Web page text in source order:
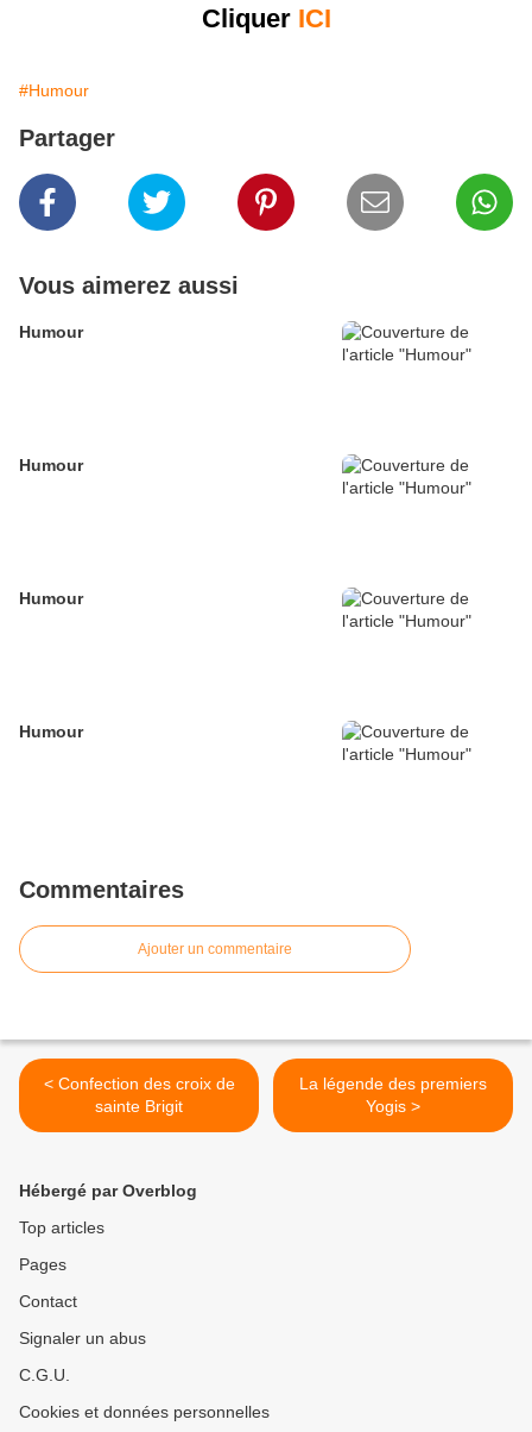
Cliquer ICI
#Humour
Partager
Vous aimerez aussi
Humour
Humour
Humour
Humour
Commentaires
Ajouter un commentaire
< Confection des croix de
sainte Brigit
La légende des premiers
Yogis >
Hébergé par Overblog
Top articles
Pages
Contact
Signaler un abus
C.G.U.
Cookies et données personnelles